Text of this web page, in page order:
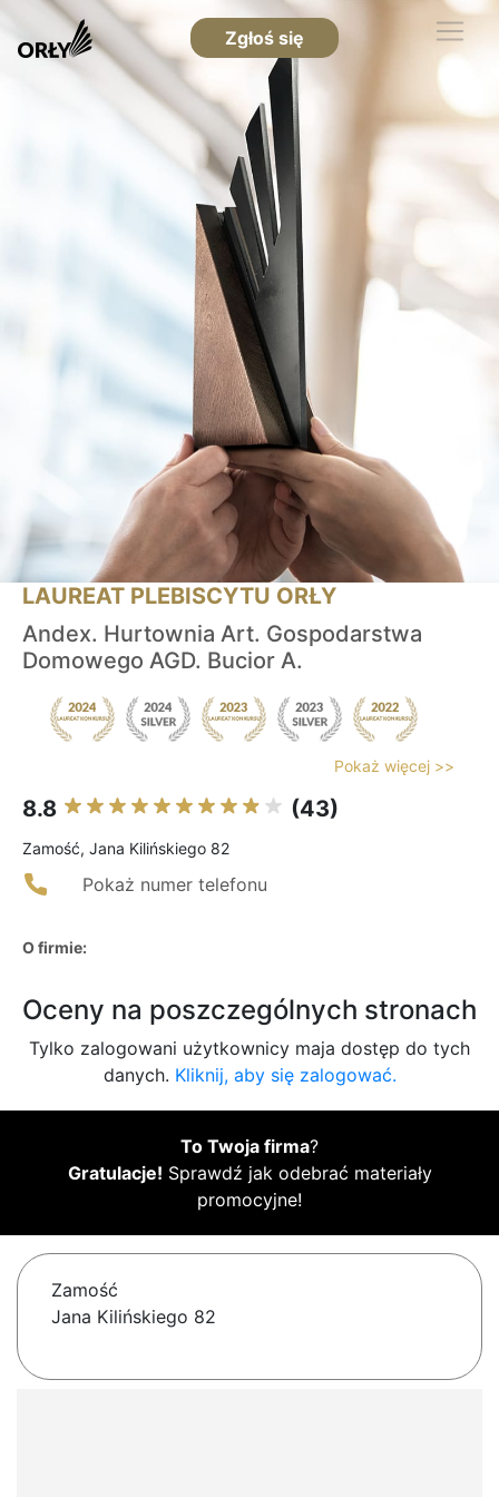
Zgłoś się
LAUREAT PLEBISCYTU ORŁY
Andex. Hurtownia Art. Gospodarstwa
Domowego AGD. Bucior A.
Pokaż więcej >>
8.8 (43)
Zamość, Jana Kilińskiego 82
Pokaż numer telefonu
O firmie:
Oceny na poszczególnych stronach
Tylko zalogowani użytkownicy maja dostęp do tych
danych. Kliknij, aby się zalogować.
To Twoja firma?
Gratulacje! Sprawdź jak odebrać materiały
promocyjne!
Zamość
Jana Kilińskiego 82